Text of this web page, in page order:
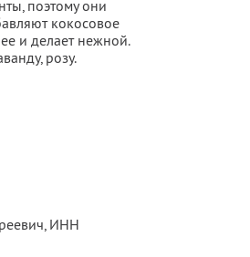
поэтому они
кокосовое
и делает нежной.
розу.
ИНН